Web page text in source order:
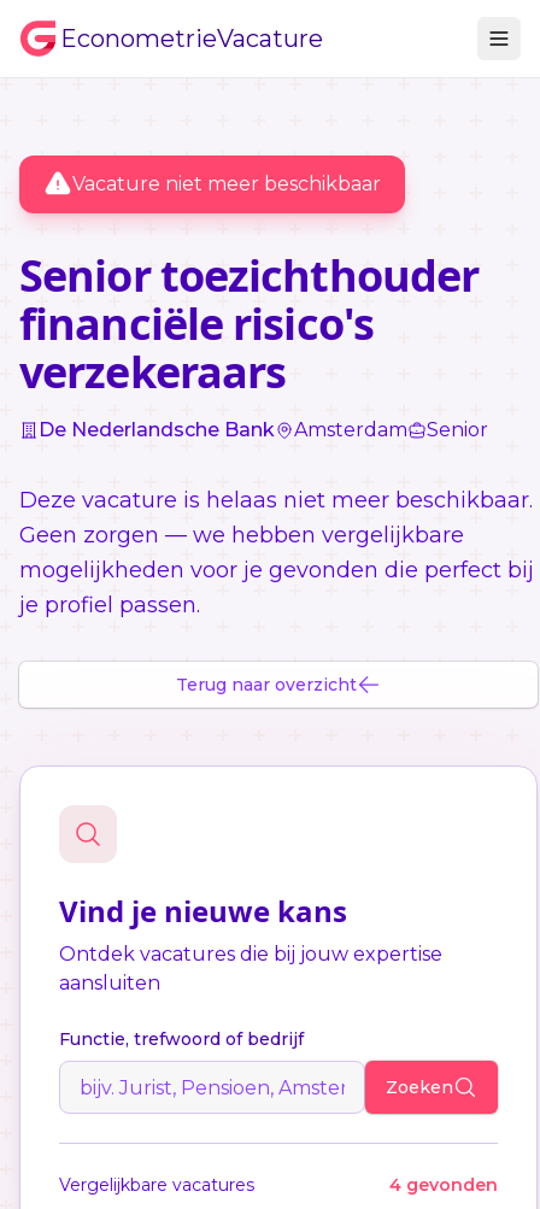
EconometrieVacature
Vacature niet meer beschikbaar
Senior toezichthouder
financiële risico's
verzekeraars
De Nederlandsche Bank Amsterdam Senior
Deze vacature is helaas niet meer beschikbaar.
Geen zorgen — we hebben vergelijkbare
mogelijkheden voor je gevonden die perfect bij
je profiel passen.
Terug naar overzicht
Vind je nieuwe kans
Ontdek vacatures die bij jouw expertise
aansluiten
Functie, trefwoord of bedrijf
Zoeken
Vergelijkbare vacatures 4 gevonden